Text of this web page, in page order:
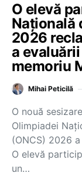
O elevă
Națională
2026
a
memoriu
Mihai Peticilă
O nouă
Olimpiadei
(ONCS) 2026
O elevă
un…